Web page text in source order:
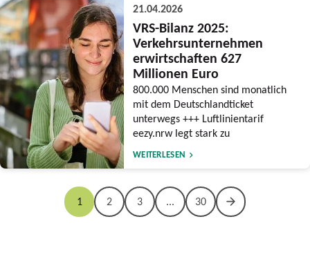
21.04.2026
VRS-Bilanz 2025:
Verkehrsunternehmen
erwirtschaften 627
Millionen Euro
800.000 Menschen sind monatlich
mit dem Deutschlandticket
unterwegs +++ Luftlinientarif
eezy.nrw legt stark zu
WEITERLESEN
1 2 3 ... 30